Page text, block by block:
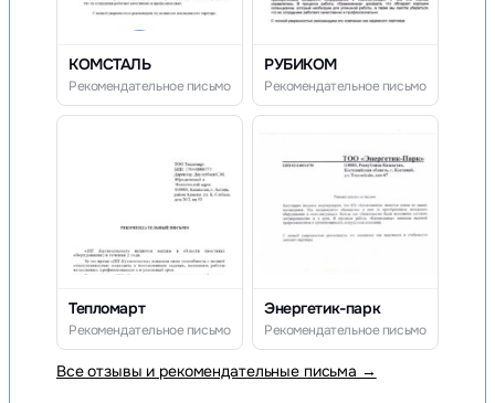
КОМСТАЛЬ
Рекомендательное письмо
РУБИКОМ
Рекомендательное письмо
Тепломарт
Рекомендательное письмо
Энергетик-парк
Рекомендательное письмо
Все отзывы и рекомендательные письма →